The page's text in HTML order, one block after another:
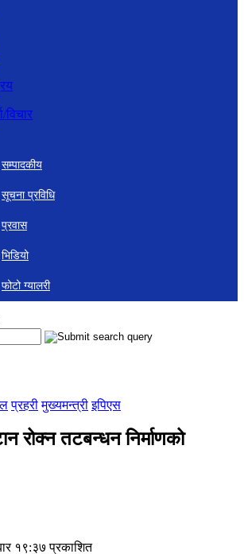
विचार
सम्पादकीय
सूचना प्रविधि
प्रवास
भिडियो
फोटो ग्यालरी
प्रहरी मुख्यमन्त्री इपिएस
रोक्न तटबन्धन निर्माणको
१९:३७ प्रकाशित